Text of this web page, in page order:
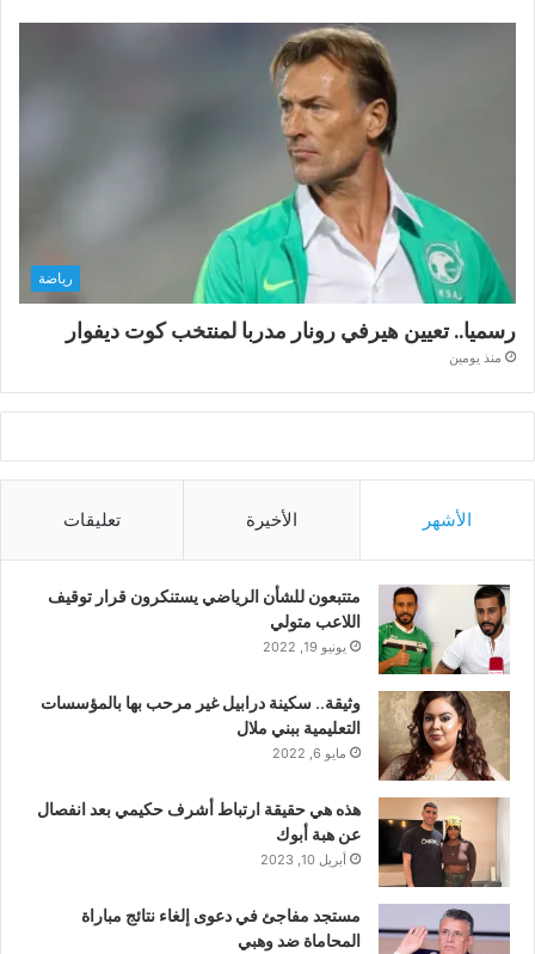
رياضة
رسميا.. تعيين هيرفي رونار مدربا لمنتخب كوت ديفوار
منذ يومين
الأشهر الأخيرة تعليقات
متتبعون للشأن الرياضي يستنكرون قرار توقيف
اللاعب متولي
يونيو 19, 2022
وثيقة.. سكينة درابيل غير مرحب بها بالمؤسسات
التعليمية ببني ملال
مايو 6, 2022
هذه هي حقيقة ارتباط أشرف حكيمي بعد انفصال
عن هبة أبوك
أبريل 10, 2023
مستجد مفاجئ في دعوى إلغاء نتائج مباراة
المحاماة ضد وهبي